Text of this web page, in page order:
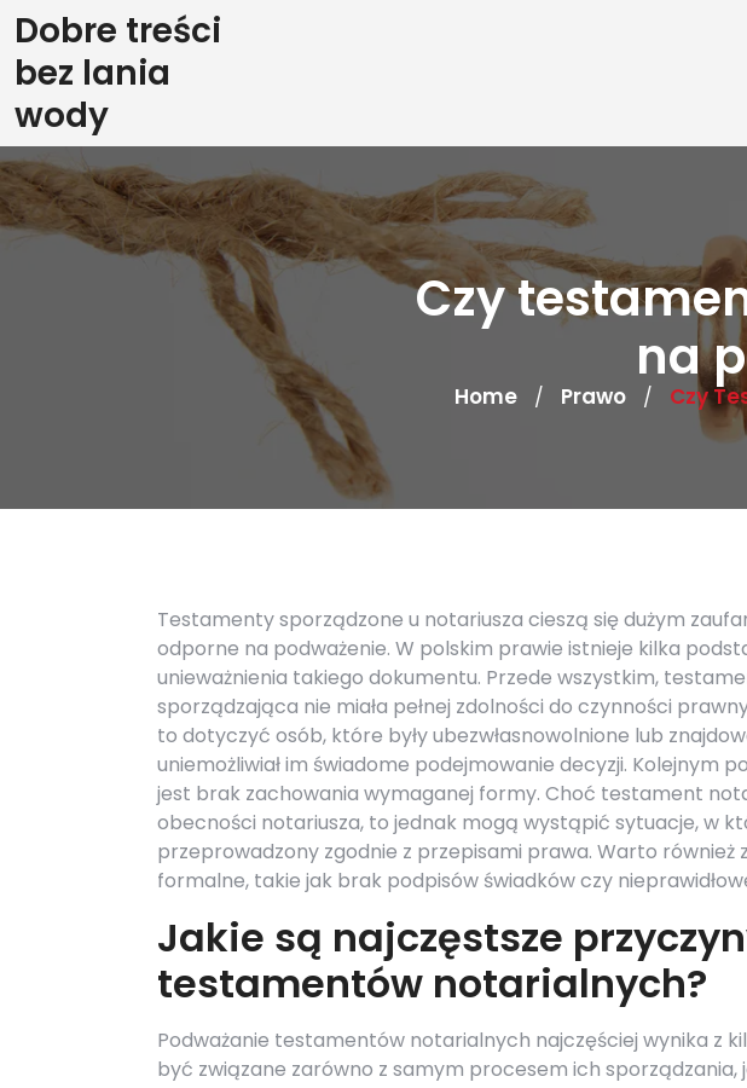
Skip
to
content
Dobre treści
bez lania
wody
Czy
na
Home / Prawo / Czy
Testamenty sporządzone u notariusza cieszą się dużym
odporne na podważenie. W polskim prawie istnieje kilka
unieważnienia takiego dokumentu. Przede wszystkim,
sporządzająca nie miała pełnej zdolności do czynności
to dotyczyć osób, które były ubezwłasnowolnione lub
uniemożliwiał im świadome podejmowanie decyzji. Kolejnym
jest brak zachowania wymaganej formy. Choć testament
obecności notariusza, to jednak mogą wystąpić sytuacje, w
przeprowadzony zgodnie z przepisami prawa. Warto również
formalne, takie jak brak podpisów świadków czy
Jakie są najczęstsze
testamentów notarialnych?
Podważanie testamentów notarialnych najczęściej wynika z
być związane zarówno z samym procesem ich sporządzania,